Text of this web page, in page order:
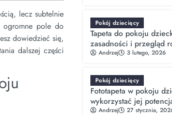
lecz subtelnie
ogromne pole do
dowiedzieć się,
dalszej części
Pokój dziecięcy
Tapeta do pokoju
zasadności i przegląd
Andrzej 3 lutego, 2026
Pokój dziecięcy
Fototapeta w pokoju
wykorzystać jej
Andrzej 27 stycznia,